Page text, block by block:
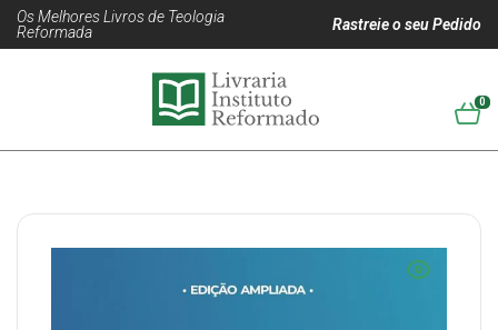
Os Melhores Livros de Teologia
Reformada
Rastreie o seu Pedido
0